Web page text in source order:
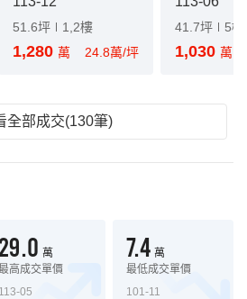
51.6坪 1,2樓
1,280 萬 24.8萬/坪
41.7坪 5樓
1,030 萬
全部成交(130筆)
29.0 萬
高成交單價
113-05
7.4 萬
最低成交單價
101-11